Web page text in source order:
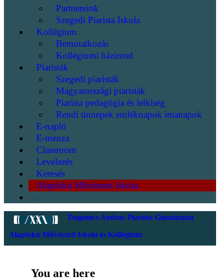
Partnereink
Szegedi Piarista Iskola
Kollégium
Bemutatkozás
Kollégiumi házirend
Piaristák
Szegedi piaristák
Magyarországi piaristák
Piarista pedagógia és lelkiség
Rendi ünnepek emléknapok imanapok
E-napló
E-menza
Classroom
Levelezés
Keresés
Alapfokú Művészeti Iskola
.
Dugonics András Piarista Gimnázium
Alapfokú Művészeti Iskola és Kollégium
You are here